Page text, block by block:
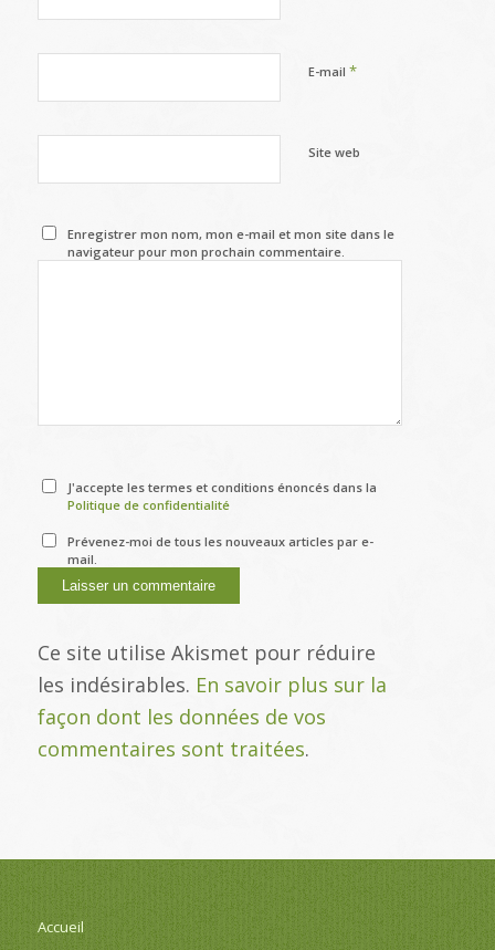
E-mail *
Site web
Enregistrer mon nom, mon e-mail et mon site dans le
navigateur pour mon prochain commentaire.
J'accepte les termes et conditions énoncés dans la
Politique de confidentialité
Prévenez-moi de tous les nouveaux articles par e-
mail.
Ce site utilise Akismet pour réduire
les indésirables. En savoir plus sur la
façon dont les données de vos
commentaires sont traitées.
Accueil